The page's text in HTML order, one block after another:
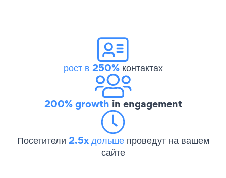
рост в 250%контактах
200% growth in engagement
Посетители 2.5x дольше проведут на вашем
сайте